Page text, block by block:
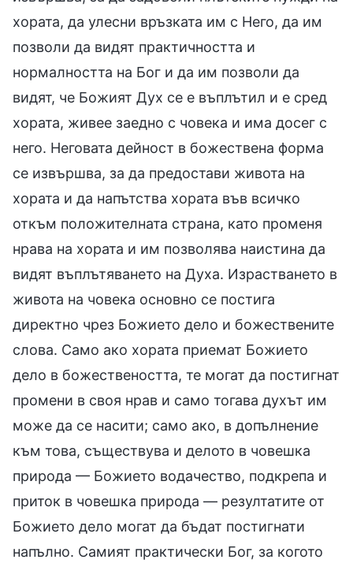
хората, да улесни връзката им с Него, да им
позволи да видят практичността и
нормалността на Бог и да им позволи да
видят, че Божият Дух се е въплътил и е сред
хората, живее заедно с човека и има досег с
него. Неговата дейност в божествена форма
се извършва, за да предостави живота на
хората и да напътства хората във всичко
откъм положителната страна, като променя
нрава на хората и им позволява наистина да
видят въплътяването на Духа. Израстването в
живота на човека основно се постига
директно чрез Божието дело и божествените
слова. Само ако хората приемат Божието
дело в божествеността, те могат да постигнат
промени в своя нрав и само тогава духът им
може да се насити; само ако, в допълнение
към това, съществува и делото в човешка
природа — Божието водачество, подкрепа и
приток в човешка природа — резултатите от
Божието дело могат да бъдат постигнати
напълно. Самият практически Бог, за когото